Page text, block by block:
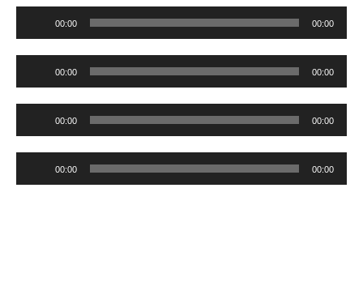
00:00 00:00
00:00 00:00
00:00 00:00
00:00 00:00